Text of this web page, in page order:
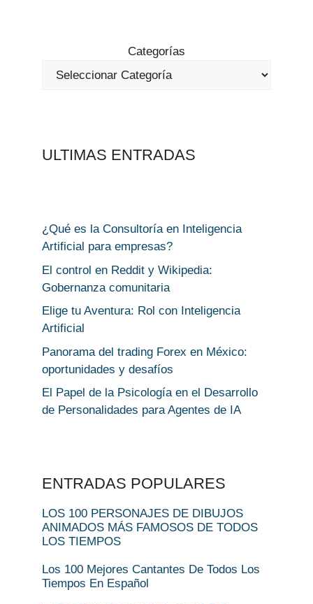
Categorías
ULTIMAS ENTRADAS
¿Qué es la Consultoría en Inteligencia
Artificial para empresas?
El control en Reddit y Wikipedia:
Gobernanza comunitaria
Elige tu Aventura: Rol con Inteligencia
Artificial
Panorama del trading Forex en México:
oportunidades y desafíos
El Papel de la Psicología en el Desarrollo
de Personalidades para Agentes de IA
ENTRADAS POPULARES
LOS 100 PERSONAJES DE DIBUJOS
ANIMADOS MÁS FAMOSOS DE TODOS
LOS TIEMPOS
Los 100 Mejores Cantantes De Todos Los
Tiempos En Español